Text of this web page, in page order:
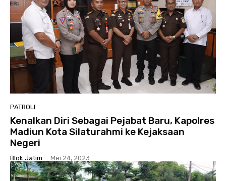
PATROLI
Kenalkan Diri Sebagai Pejabat Baru, Kapolres
Madiun Kota Silaturahmi ke Kejaksaan
Negeri
Blok Jatim - Mei 24, 2023